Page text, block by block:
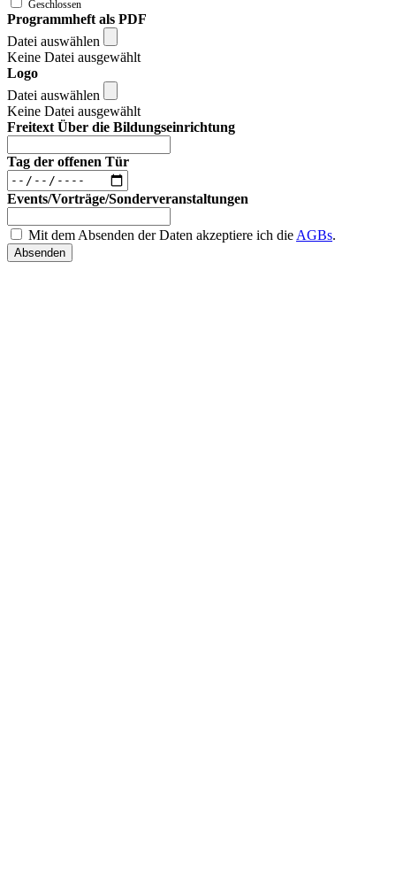
Programmheft als PDF
Datei auswählen
Keine Datei ausgewählt
Logo
Datei auswählen
Keine Datei ausgewählt
Freitext Über die Bildungseinrichtung
Tag der offenen Tür
Events/Vorträge/Sonderveranstaltungen
Mit dem Absenden der Daten akzeptiere ich die AGBs.
Absenden